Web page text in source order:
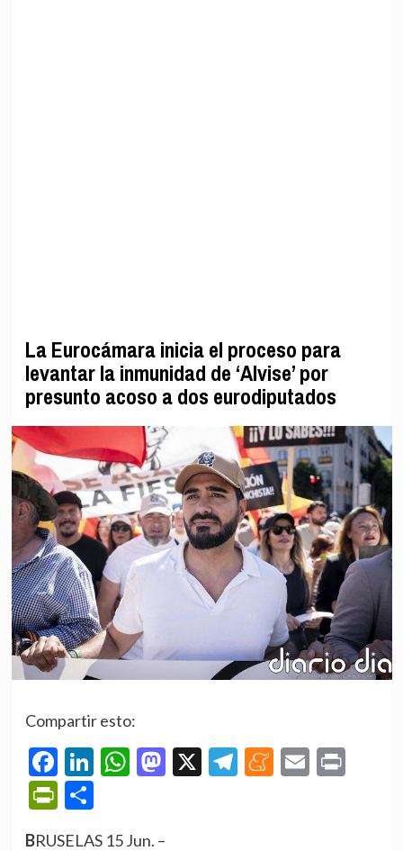
La Eurocámara inicia el proceso para
levantar la inmunidad de ‘Alvise’ por
presunto acoso a dos eurodiputados
Compartir esto:
Facebook
LinkedIn
WhatsApp
Mastodon
X Telegram
Meneame
Email
PrintFriendly
Compartir
BRUSELAS 15 Jun. –